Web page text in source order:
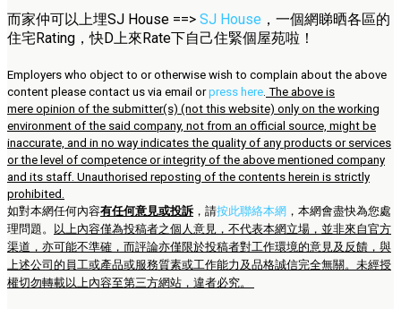
而家仲可以上埋SJ House ==> SJ House ，一個網睇晒各區的
住宅Rating，快D上來Rate下自己住緊個屋苑啦！
Employers who object to or otherwise wish to complain about the above
content please contact us via email orpress here. The above is
mere opinion of the submitter(s) (not this website) only on the working
environment of the said company, not from an official source, might be
inaccurate, and in no way indicates the quality of any products or services
or the level of competence or integrity of the above mentioned company
and its staff. Unauthorised reposting of the contents herein is strictly
prohibited.
如對本網任何內容有任何意見或投訴 ，請按此聯絡本網 ，本網會盡快為您處
理問題。
以上內容僅為投稿者之個人意見，不代表本網立場，並非來自官方
渠道，亦可能不準確，而評論亦僅限於投稿者對工作環境的意見及反饋，與
上述公司的員工或產品或服務質素或工作能力及品格誠信完全無關。未經授
權切勿轉載以上內容至第三方網站，違者必究。